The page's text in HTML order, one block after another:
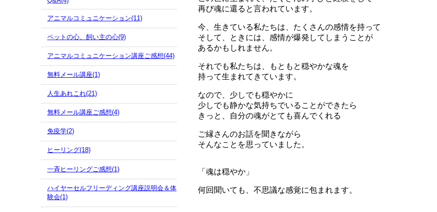
アニマルコミュニケーション(11)
ペットの心、飼い主の心(9)
アニマルコミュニケーション講座ご感想(44)
無料メール講座(1)
人生あれこれ(21)
無料メール講座ご感想(4)
免疫学(2)
ヒーリング(18)
一斉ヒーリングご感想(1)
ハイヤーセルフリーディング講座説明会＆体
験会(1)
再び魂に還ると言われています。
今、生きている私たちは、たくさんの感情を持って
そして、ときには、感情が爆発してしまうことが
あるかもしれません。
それでも私たちは、もともと穏やかな魂を
持って生まれてきています。
なので、少しでも穏やかに
少しでも静かな気持ちでいることができたら
きっと、自分の魂がとても喜んでくれる
ご縁さんのお話を聞きながら
そんなことを思っていました。
「魂は穏やか」
何回聞いても、不思議な感覚に包まれます。